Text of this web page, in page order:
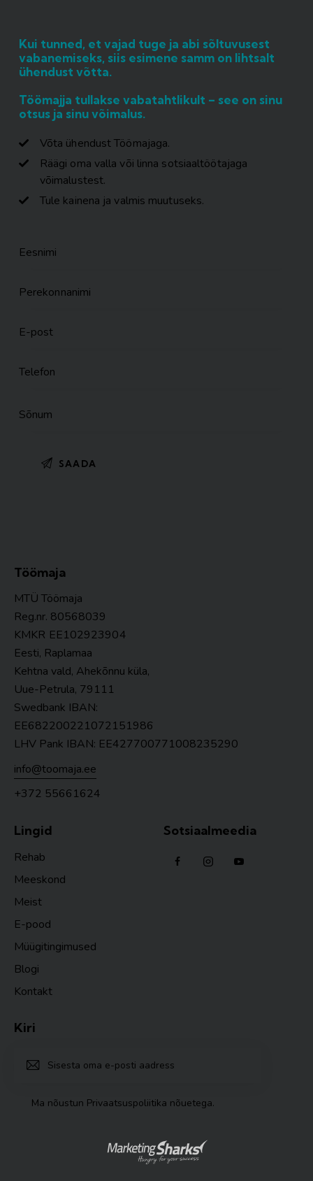
Kui tunned, et vajad tuge ja abi sõltuvusest
vabanemiseks, siis esimene samm on lihtsalt
ühendust võtta.
Töömajja tullakse vabatahtlikult – see on sinu
otsus ja sinu võimalus.
Võta ühendust Töömajaga.
Räägi oma valla või linna sotsiaaltöötajaga
võimalustest.
Tule kainena ja valmis muutuseks.
Töömaja
MTÜ Töömaja
Reg.nr. 80568039
KMKR EE102923904
Eesti, Raplamaa
Kehtna vald, Ahekõnnu küla,
Uue-Petrula, 79111
Swedbank IBAN:
EE682200221072151986
LHV Pank IBAN: EE427700771008235290
info@toomaja.ee
+372 55661624
Lingid
Rehab
Meeskond
Meist
E-pood
Müügitingimused
Blogi
Kontakt
Sotsiaalmeedia
Kiri
Ma nõustun Privaatsuspoliitika nõuetega.